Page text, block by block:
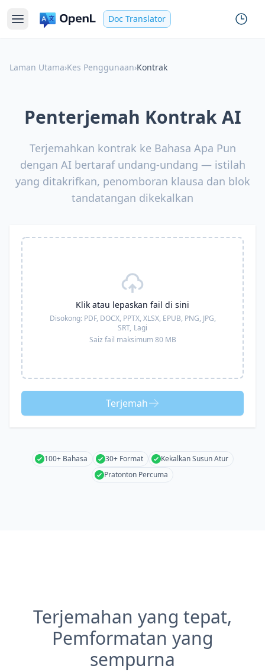
Doc Translator
Laman Utama›Kes Penggunaan›Kontrak
Penterjemah Kontrak AI
Terjemahkan kontrak ke Bahasa Apa Pun
dengan AI bertaraf undang-undang — istilah
yang ditakrifkan, penomboran klausa dan blok
tandatangan dikekalkan
Klik atau lepaskan fail di sini
Disokong: PDF, DOCX, PPTX, XLSX, EPUB, PNG, JPG,
SRT, Lagi
Saiz fail maksimum 80 MB
Terjemah
100+ Bahasa 30+ Format
Kekalkan Susun Atur
Pratonton Percuma
Terjemahan yang tepat,
Pemformatan yang
sempurna